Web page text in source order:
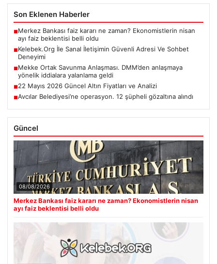
Son Eklenen Haberler
■Merkez Bankası faiz kararı ne zaman? Ekonomistlerin nisan
ayı faiz beklentisi belli oldu
■Kelebek.Org İle Sanal İletişimin Güvenli Adresi Ve Sohbet
Deneyimi
■Mekke Ortak Savunma Anlaşması. DMM’den anlaşmaya
yönelik iddialara yalanlama geldi
■22 Mayıs 2026 Güncel Altın Fiyatları ve Analizi
■Avcılar Belediyesi’ne operasyon. 12 şüpheli gözaltına alındı
Güncel
08/08/2026
Merkez Bankası faiz kararı ne zaman? Ekonomistlerin nisan
ayı faiz beklentisi belli oldu